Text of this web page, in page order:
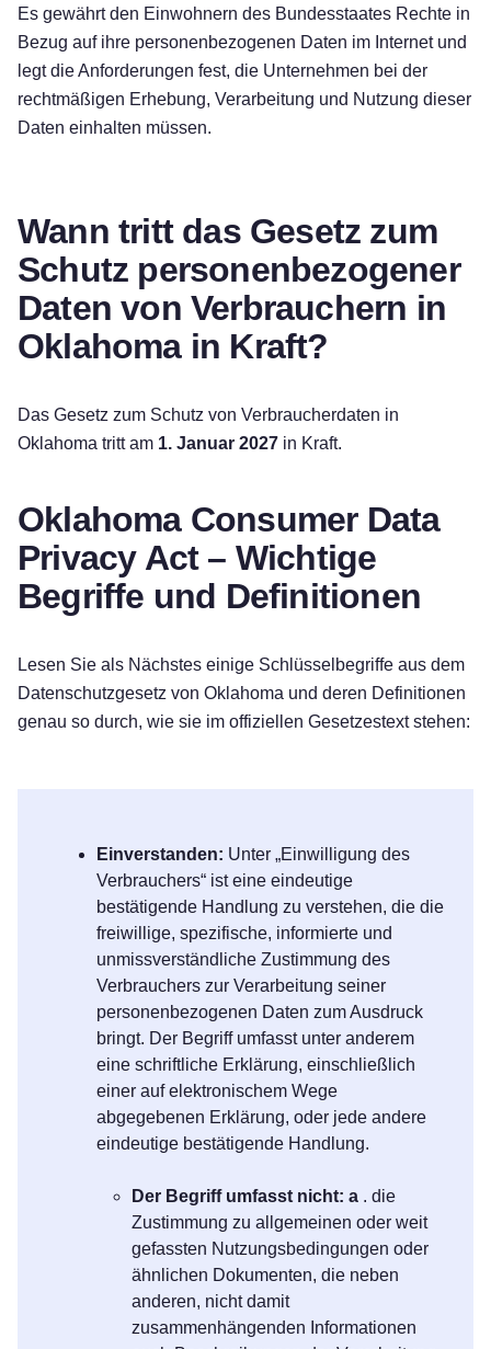
Es gewährt den Einwohnern des Bundesstaates Rechte in
Bezug auf ihre personenbezogenen Daten im Internet und
legt die Anforderungen fest, die Unternehmen bei der
rechtmäßigen Erhebung, Verarbeitung und Nutzung dieser
Daten einhalten müssen.
Wann tritt das Gesetz zum
Schutz personenbezogener
Daten von Verbrauchern in
Oklahoma in Kraft?
Das Gesetz zum Schutz von Verbraucherdaten in
Oklahoma tritt am 1. Januar 2027 in Kraft.
Oklahoma Consumer Data
Privacy Act – Wichtige
Begriffe und Definitionen
Lesen Sie als Nächstes einige Schlüsselbegriffe aus dem
Datenschutzgesetz von Oklahoma und deren Definitionen
genau so durch, wie sie im offiziellen Gesetzestext stehen:
Einverstanden: Unter „Einwilligung des
Verbrauchers“ ist eine eindeutige
bestätigende Handlung zu verstehen, die die
freiwillige, spezifische, informierte und
unmissverständliche Zustimmung des
Verbrauchers zur Verarbeitung seiner
personenbezogenen Daten zum Ausdruck
bringt. Der Begriff umfasst unter anderem
eine schriftliche Erklärung, einschließlich
einer auf elektronischem Wege
abgegebenen Erklärung, oder jede andere
eindeutige bestätigende Handlung.
Der Begriff umfasst nicht: a . die
Zustimmung zu allgemeinen oder weit
gefassten Nutzungsbedingungen oder
ähnlichen Dokumenten, die neben
anderen, nicht damit
zusammenhängenden Informationen